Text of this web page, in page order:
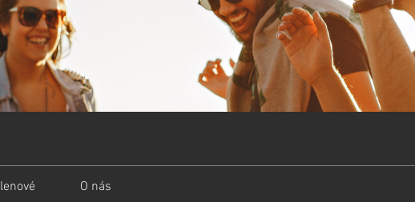
O nás